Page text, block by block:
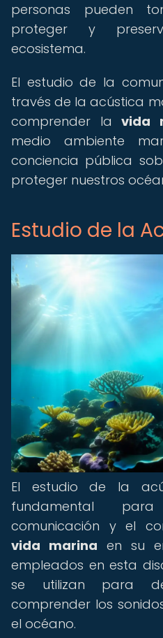
personas pueden
proteger y
ecosistema.
El estudio de la
través de la acústica
comprender lavida
medio ambiente
conciencia pública
proteger nuestros
Estudio de la
El estudio de la
fundamental
comunicación y el
vida marina en su
empleados en esta
se utilizan para
comprender los
el océano.